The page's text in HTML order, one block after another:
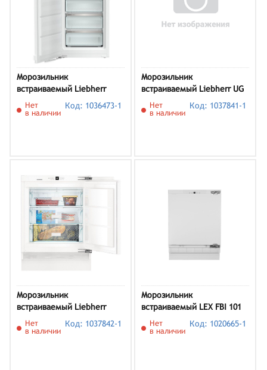
Морозильник
встраиваемый Liebherr
SIFNd 4155
Нет
в наличии
Код: 1036473-1
Морозильник
встраиваемый Liebherr UG
1211-26 001
Нет
в наличии
Код: 1037841-1
Морозильник
встраиваемый Liebherr
SUIG 1514-26 001
Нет
в наличии
Код: 1037842-1
Морозильник
встраиваемый LEX FBI 101
DFНет
в наличии
Код: 1020665-1